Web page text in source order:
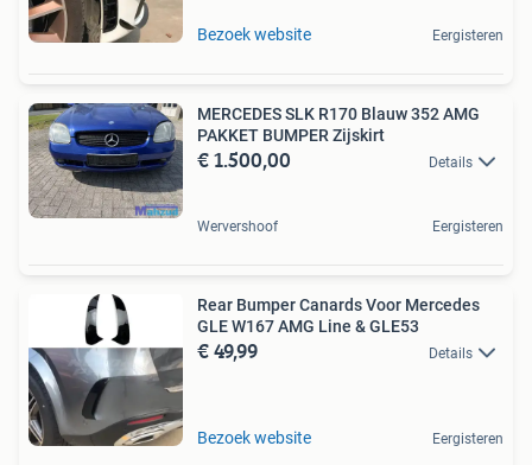
Bezoek website Eergisteren
MERCEDES SLK R170 Blauw 352 AMG
PAKKET BUMPER Zijskirt
€ 1.500,00 Details
Wervershoof Eergisteren
Rear Bumper Canards Voor Mercedes
GLE W167 AMG Line & GLE53
€ 49,99 Details
Bezoek website Eergisteren